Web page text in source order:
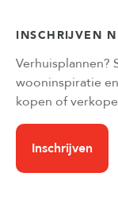
INSCHRIJVEN
Verhuisplannen?
wooninspiratie
kopen of
Inschrijven